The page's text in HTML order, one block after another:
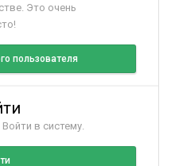
Это очень
пользователя
в систему.